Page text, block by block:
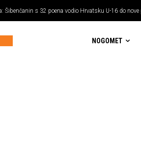
Šibenčanin s 32 poena vodio Hrvatsku U-16 do nove
NOGOMET